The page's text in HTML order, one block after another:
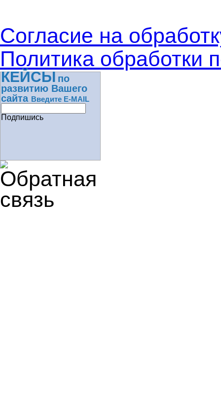
Согласие на
Политика обработки
КЕЙСЫ по
развитию Вашего
сайта Введите E-MAIL
Подпишись